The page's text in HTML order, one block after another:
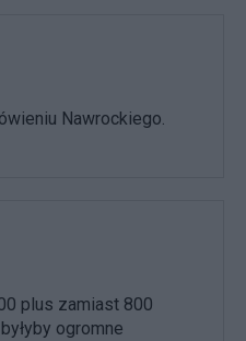
Nawrockiego.
plus zamiast 800
ogromne